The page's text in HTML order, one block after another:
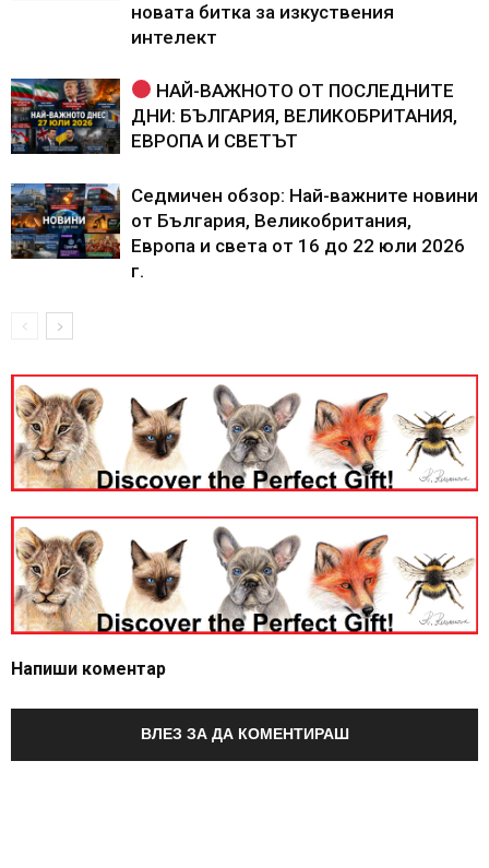
новата битка за изкуствения
интелект
НАЙ-ВАЖНОТО ОТ ПОСЛЕДНИТЕ
ДНИ: БЪЛГАРИЯ, ВЕЛИКОБРИТАНИЯ,
ЕВРОПА И СВЕТЪТ
Седмичен обзор: Най-важните новини
от България, Великобритания,
Европа и света от 16 до 22 юли 2026
г.
Напиши коментар
ВЛЕЗ ЗА ДА КОМЕНТИРАШ